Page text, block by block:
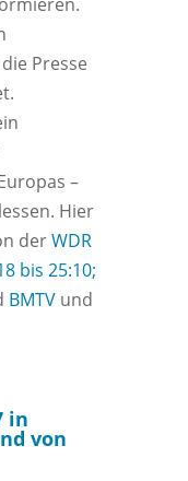
Presse
–
Hier
derWDR
bis 25:10;
BMTVund
in
von